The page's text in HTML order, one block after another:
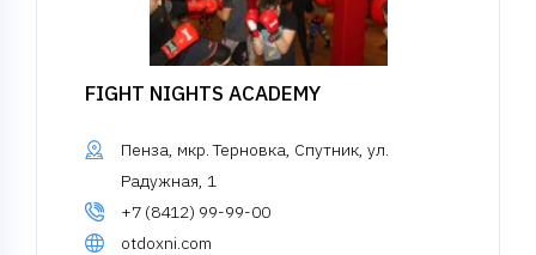
FIGHT NIGHTS ACADEMY
Пенза, мкр. Терновка, Спутник, ул.
Радужная, 1
+7 (8412) 99-99-00
otdoxni.com